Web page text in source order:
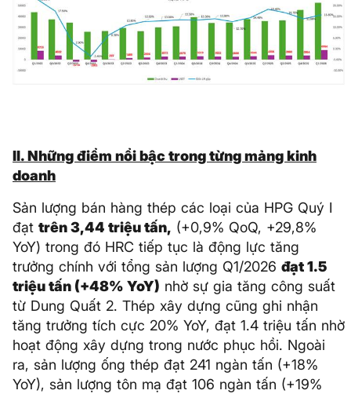
II. Những điểm nổi bậc trong từng mảng kinh
doanh
Sản lượng bán hàng thép các loại của HPG Quý I
đạt trên 3,44 triệu tấn, (+0,9% QoQ, +29,8%
YoY) trong đó HRC tiếp tục là động lực tăng
trưởng chính với tổng sản lượng Q1/2026 đạt 1.5
triệu tấn (+48% YoY) nhờ sự gia tăng công suất
từ Dung Quất 2. Thép xây dựng cũng ghi nhận
tăng trưởng tích cực 20% YoY, đạt 1.4 triệu tấn nhờ
hoạt động xây dựng trong nước phục hồi. Ngoài
ra, sản lượng ống thép đạt 241 ngàn tấn (+18%
YoY), sản lượng tôn mạ đạt 106 ngàn tấn (+19%